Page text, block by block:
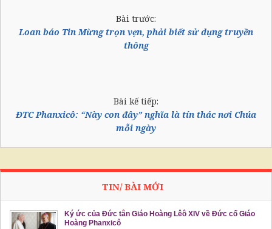
Bài trước:
Loan báo Tin Mừng trọn vẹn, phải biết sử dụng truyền
thông
Bài kế tiếp:
ĐTC Phanxicô: “Này con đây” nghĩa là tín thác nơi Chúa
mỗi ngày
TIN/ BÀI MỚI
Ký ức của Đức tân Giáo Hoàng Lêô XIV về Đức cố Giáo
Hoàng Phanxicô